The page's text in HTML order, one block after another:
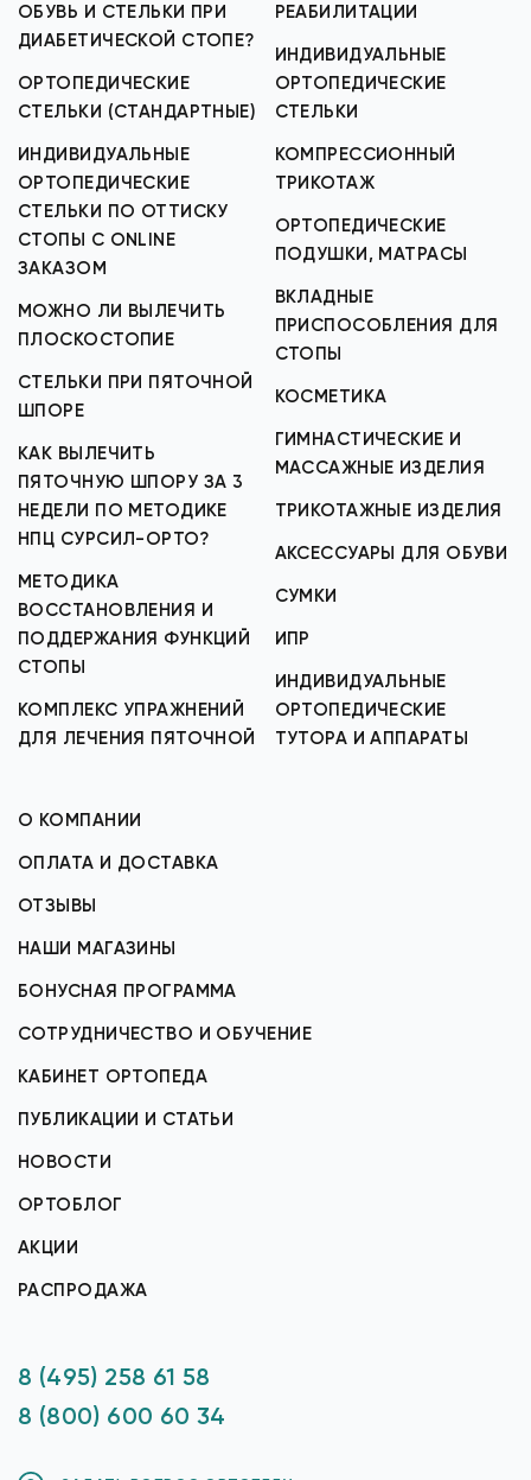
ОБУВЬ И СТЕЛЬКИ ПРИ
ДИАБЕТИЧЕСКОЙ СТОПЕ?
ОРТОПЕДИЧЕСКИЕ
СТЕЛЬКИ (СТАНДАРТНЫЕ)
ИНДИВИДУАЛЬНЫЕ
ОРТОПЕДИЧЕСКИЕ
СТЕЛЬКИ ПО ОТТИСКУ
СТОПЫ С ONLINE
ЗАКАЗОМ
МОЖНО ЛИ ВЫЛЕЧИТЬ
ПЛОСКОСТОПИЕ
СТЕЛЬКИ ПРИ ПЯТОЧНОЙ
ШПОРЕ
КАК ВЫЛЕЧИТЬ
ПЯТОЧНУЮ ШПОРУ ЗА 3
НЕДЕЛИ ПО МЕТОДИКЕ
НПЦ СУРСИЛ-ОРТО?
МЕТОДИКА
ВОССТАНОВЛЕНИЯ И
ПОДДЕРЖАНИЯ ФУНКЦИЙ
СТОПЫ
КОМПЛЕКС УПРАЖНЕНИЙ
ДЛЯ ЛЕЧЕНИЯ ПЯТОЧНОЙ
РЕАБИЛИТАЦИИ
ИНДИВИДУАЛЬНЫЕ
ОРТОПЕДИЧЕСКИЕ
СТЕЛЬКИ
КОМПРЕССИОННЫЙ
ТРИКОТАЖ
ОРТОПЕДИЧЕСКИЕ
ПОДУШКИ, МАТРАСЫ
ВКЛАДНЫЕ
ПРИСПОСОБЛЕНИЯ ДЛЯ
СТОПЫ
КОСМЕТИКА
ГИМНАСТИЧЕСКИЕ И
МАССАЖНЫЕ ИЗДЕЛИЯ
ТРИКОТАЖНЫЕ ИЗДЕЛИЯ
АКСЕССУАРЫ ДЛЯ ОБУВИ
СУМКИ
ИПР
ИНДИВИДУАЛЬНЫЕ
ОРТОПЕДИЧЕСКИЕ
ТУТОРА И АППАРАТЫ
О КОМПАНИИ
ОПЛАТА И ДОСТАВКА
ОТЗЫВЫ
НАШИ МАГАЗИНЫ
БОНУСНАЯ ПРОГРАММА
СОТРУДНИЧЕСТВО И ОБУЧЕНИЕ
КАБИНЕТ ОРТОПЕДА
ПУБЛИКАЦИИ И СТАТЬИ
НОВОСТИ
ОРТОБЛОГ
АКЦИИ
РАСПРОДАЖА
8 (495) 258 61 58
8 (800) 600 60 34